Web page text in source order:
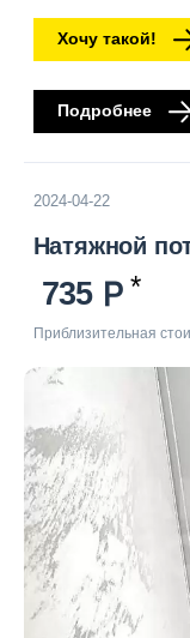
Хочу такой!
Подробнее
2024-04-22
Натяжной
735
Приблизительная